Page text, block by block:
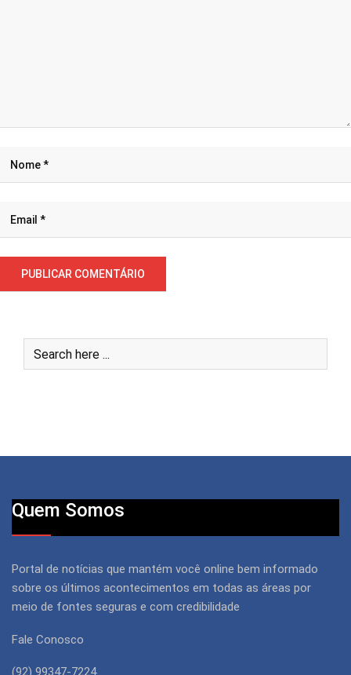
Quem Somos
Portal de notícias que mantém você online bem informado
sobre os últimos acontecimentos em todas as áreas por
meio de fontes seguras e com credibilidade
Fale Conosco
(92) 99347-7224